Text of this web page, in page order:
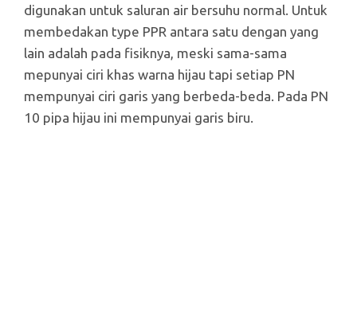
digunakan untuk saluran air bersuhu normal. Untuk
membedakan type PPR antara satu dengan yang
lain adalah pada fisiknya, meski sama-sama
mepunyai ciri khas warna hijau tapi setiap PN
mempunyai ciri garis yang berbeda-beda. Pada PN
10 pipa hijau ini mempunyai garis biru.